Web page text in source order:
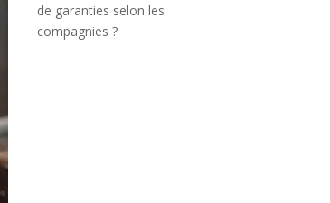
de garanties selon les
compagnies ?